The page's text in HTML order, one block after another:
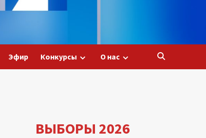
Эфир Конкурсы О нас
ВЫБОРЫ 2026